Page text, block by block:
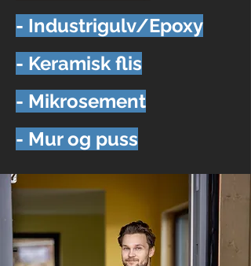
- Industrigulv/Epoxy
- Keramisk flis
- Mikrosement
- Mur og puss​